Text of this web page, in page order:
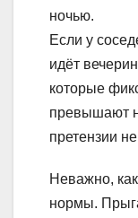
ночью.
Если у
идёт
которые
превышают
претензии
Неважно,
нормы.